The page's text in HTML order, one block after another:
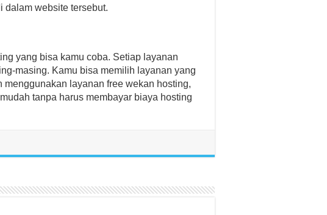
dalam website tersebut.
yang bisa kamu coba. Setiap layanan
masing. Kamu bisa memilih layanan yang
layanan free wekan hosting,
tanpa harus membayar biaya hosting